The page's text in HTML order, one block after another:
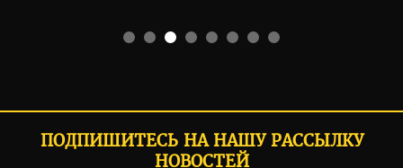
ПОДПИШИТЕСЬ НА НАШУ РАССЫЛКУ
НОВОСТЕЙ